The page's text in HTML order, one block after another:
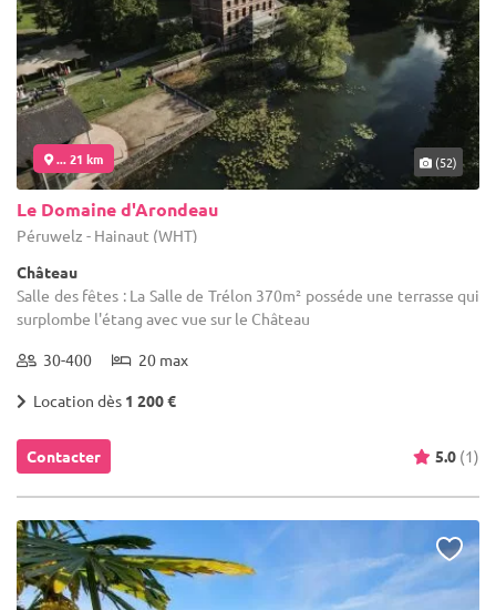
... 21 km (52)
Le Domaine d'Arondeau
Péruwelz - Hainaut (WHT)
Château
Salle des fêtes : La Salle de Trélon 370m² posséde une terrasse qui
surplombe l'étang avec vue sur le Château
30-400 20 max
Location dès 1 200 €
Contacter 5.0 (1)